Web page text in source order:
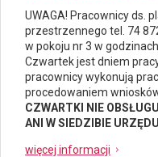
UWAGA! Pracownicy ds.
przestrzennego tel. 74
w pokoju nr 3 w
Czwartek jest dniem
pracownicy wykonują
procedowaniem
CZWARTKI NIE
ANI W SIEDZIBIE
więcej informacji